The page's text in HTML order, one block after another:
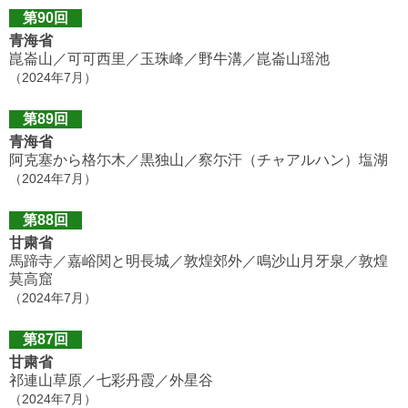
第90回
青海省
崑崙山／可可西里／玉珠峰／野牛溝／崑崙山瑶池
（2024年7月）
第89回
青海省
阿克塞から格尓木／黒独山／察尓汗（チャアルハン）塩湖
（2024年7月）
第88回
甘粛省
馬蹄寺／嘉峪関と明長城／敦煌郊外／鳴沙山月牙泉／敦煌
莫高窟
（2024年7月）
第87回
甘粛省
祁連山草原／七彩丹霞／外星谷
（2024年7月）